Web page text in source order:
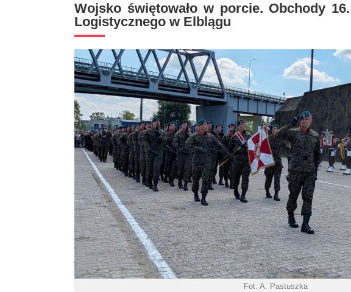
Wojsko świętowało w porcie. Obchody 16.
Logistycznego w Elblągu
Fot. A. Pastuszka